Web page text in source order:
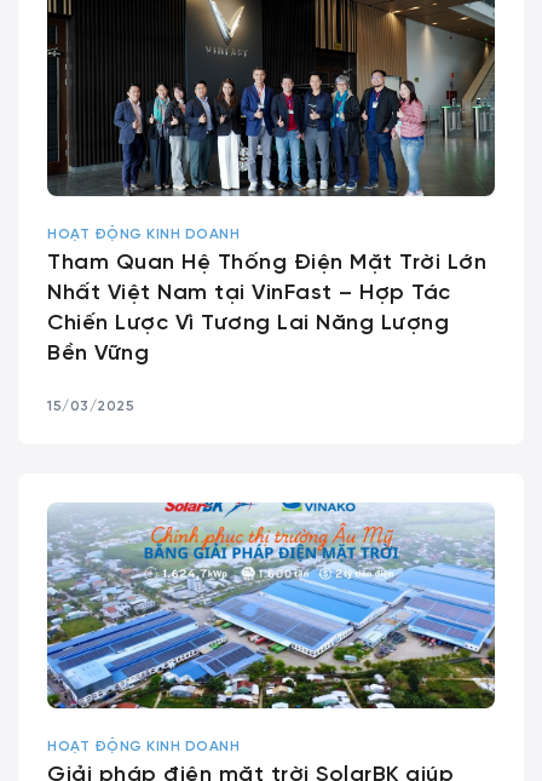
HOẠT ĐỘNG KINH DOANH
Tham Quan Hệ Thống Điện Mặt Trời Lớn
Nhất Việt Nam tại VinFast – Hợp Tác
Chiến Lược Vì Tương Lai Năng Lượng
Bền Vững
15/03/2025
HOẠT ĐỘNG KINH DOANH
Giải pháp điện mặt trời SolarBK giúp